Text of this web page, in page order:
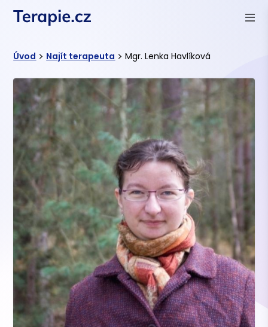
Úvod > Najít terapeuta > Mgr. Lenka Havlíková